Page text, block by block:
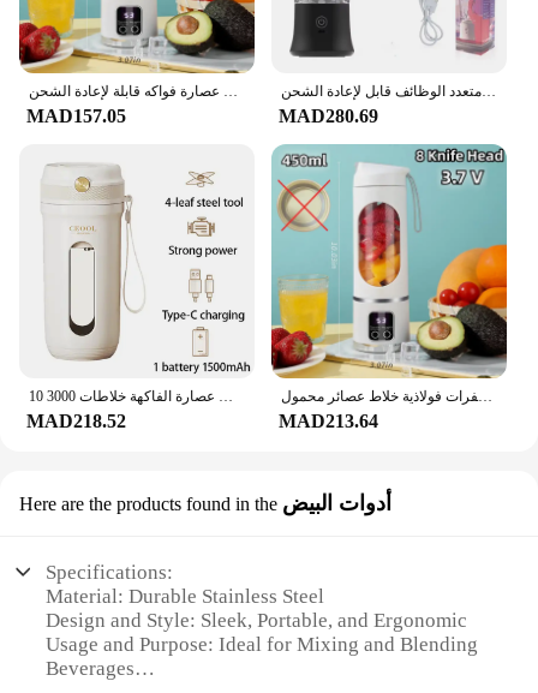
MAD157.05
خلاط صغير محمول عصارة فواكه كهربائية عصير برتقال طازج خلاط عصارة محمول متعدد الوظائف قابل لإعادة الشحن
MAD280.69
10 شفرات الكهربائية المحمولة خلاط 350 مللي عصارة الفاكهة خلاطات 3000mAh USB قابلة للشحن عصير عصارة كأس عصارة صانع عصير
MAD218.52
خلاط صانع العصير المحمول الجديد للمخفوقات والعصائر 700 مللي عصارات متينة غير قابلة للصدأ شفرات فولاذية خلاط عصائر محمول
MAD213.64
Here are the products found in the أدوات البيض
Specifications:
Material: Durable Stainless Steel
Design and Style: Sleek, Portable, and Ergonomic
Usage and Purpose: Ideal for Mixing and Blending
Beverages